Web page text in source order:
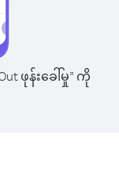
ဖုန်းခေါ်မှု” ကို